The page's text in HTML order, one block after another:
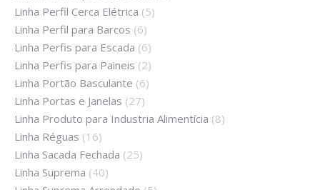
Linha Perfil Cerca Elétrica (5)
Linha Perfil para Barcos (6)
Linha Perfis para Escada (6)
Linha Perfis para Paineis (2)
Linha Portão Basculante (6)
Linha Portas e Janelas (27)
Linha Produto para Industria Alimentícia (8)
Linha Réguas (16)
Linha Sacada Fechada (25)
Linha Suprema (40)